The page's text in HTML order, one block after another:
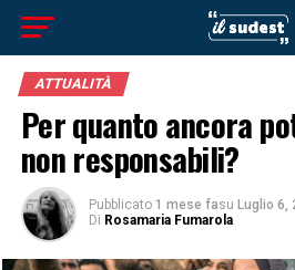
ATTUALITÀ
Per quanto ancora
non responsabili?
Pubblicato 1 mese fasu Luglio 6,
Di Rosamaria Fumarola